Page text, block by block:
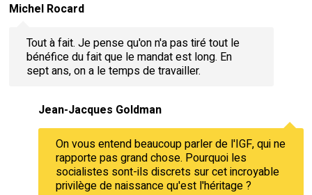
Michel Rocard
Tout à fait. Je pense qu'on n'a pas tiré tout le
bénéfice du fait que le mandat est long. En
sept ans, on a le temps de travailler.
Jean-Jacques Goldman
On vous entend beaucoup parler de l'IGF, qui ne
rapporte pas grand chose. Pourquoi les
socialistes sont-ils discrets sur cet incroyable
privilège de naissance qu'est l'héritage ?